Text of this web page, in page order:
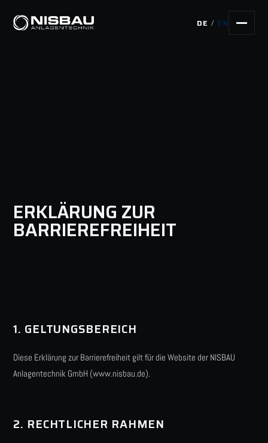
content
DE / EN
ERKLÄRUNG ZUR
BARRIEREFREIHEIT
1. GELTUNGSBEREICH
Diese Erklärung zur Barrierefreiheit gilt für die Website der NISBAU
Anlagentechnik GmbH (www.nisbau.de).
2. RECHTLICHER RAHMEN